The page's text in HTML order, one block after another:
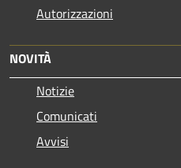
Autorizzazioni
NOVITÀ
Notizie
Comunicati
Avvisi